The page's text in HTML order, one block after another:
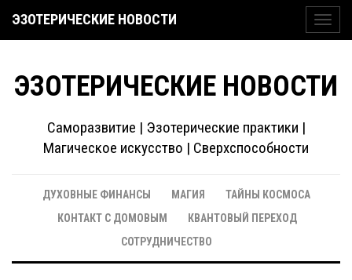
ЭЗОТЕРИЧЕСКИЕ НОВОСТИ
ЭЗОТЕРИЧЕСКИЕ НОВОСТИ
Саморазвитие | Эзотерические практики |
Магическое искусство | Сверхспособности
ДУХОВНЫЕ ФИНАНСЫ МАГИЯ
ТАЙНЫ КОСМОСА
КОНТАКТ С ДОМОВЫМ
КВАНТОВЫЙ ПЕРЕХОД
СОТРУДНИЧЕСТВО